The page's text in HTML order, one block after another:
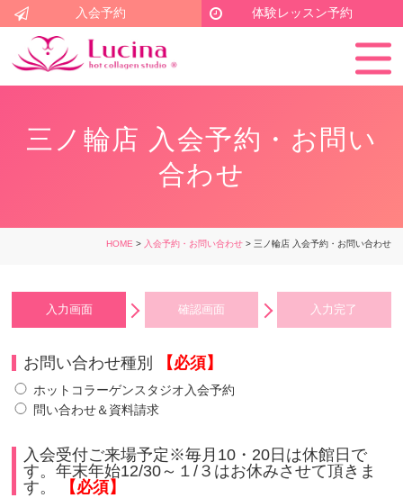
入会予約 体験レッスン予約
三ノ輪店 入会予約・お問い
合わせ
HOME > 入会予約・お問い合わせ> 三ノ輪店 入会予約・お問い合わせ
入力画面 確認画面 入力完了
お問い合わせ種別 【必須】
ホットコラーゲンスタジオ入会予約
問い合わせ＆資料請求
入会受付ご来場予定※毎月10・20日は休館日で
す。年末年始12/30～１/３はお休みさせて頂きま
す。
【必須】